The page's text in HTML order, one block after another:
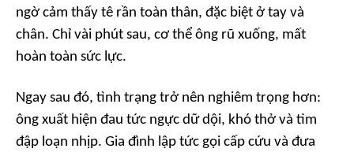
ngờ cảm thấy tê rần toàn thân, đặc biệt ở tay và
chân. Chỉ vài phút sau, cơ thể ông rũ xuống, mất
hoàn toàn sức lực.
Ngay sau đó, tình trạng trở nên nghiêm trọng hơn:
ông xuất hiện đau tức ngực dữ dội, khó thở và tim
đập loạn nhịp. Gia đình lập tức gọi cấp cứu và đưa